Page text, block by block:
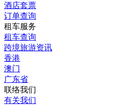
酒店套票
订单查询
租车服务
租车查询
跨境旅游资讯
香港
澳门
广东省
联络我们
有关我们